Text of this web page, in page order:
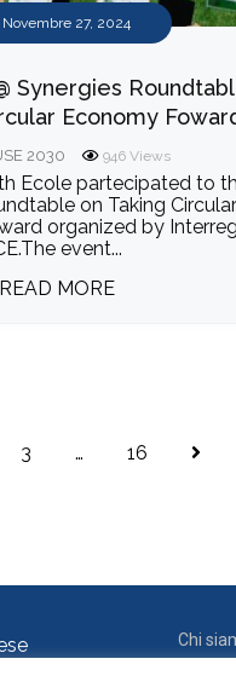
27, 2024
Synergies
Economy
2030 946 Views
Ecole partecipated to
on Taking Circular
organized by Interreg
event...
READ MORE
3 … 16
Chi